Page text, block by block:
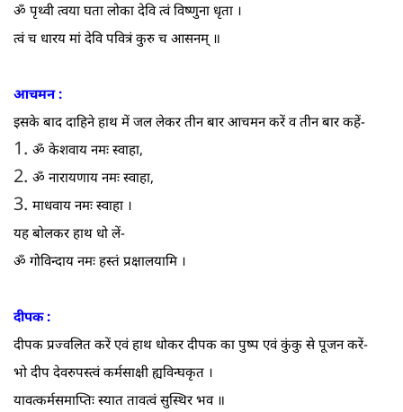
ॐ पृथ्वी त्वया घता लोका देवि त्वं विष्णुना धृता ।
त्वं च धारय मां देवि पवित्रं कुरु च आसनम्‌ ॥
आचमन :
इसके बाद दाहिने हाथ में जल लेकर तीन बार आचमन करें व तीन बार कहें-
1. ॐ केशवाय नमः स्वाहा,
2. ॐ नारायणाय नमः स्वाहा,
3. माधवाय नमः स्वाहा ।
यह बोलकर हाथ धो लें-
ॐ गोविन्दाय नमः हस्तं प्रक्षालयामि ।
दीपक :
दीपक प्रज्वलित करें एवं हाथ धोकर दीपक का पुष्प एवं कुंकु से पूजन करें-
भो दीप देवरुपस्त्वं कर्मसाक्षी ह्यविन्घकृत ।
यावत्कर्मसमाप्तिः स्यात तावत्वं सुस्थिर भव ॥